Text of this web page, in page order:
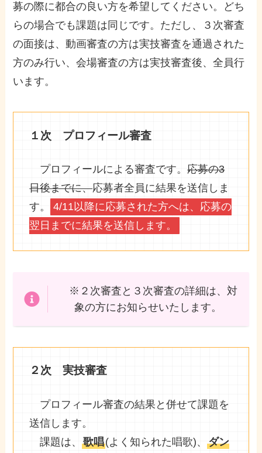
募の際に都合の良い方を希望してください。どち
らの場合でも課題は同じです。ただし、３次審査
の面接は、動画審査の方は実技審査を通過された
方のみ行い、会場審査の方は実技審査後、全員行
います。
１次 プロフィール審査
プロフィールによる審査です。応募の3
日後までに、応募者全員に結果を送信しま
す。
4/11以降に応募された方へは、応募の
翌日までに結果を送信します。
※２次審査と３次審査の詳細は、対
象の方にお知らせいたします。
２次 実技審査
プロフィール審査の結果と併せて課題を
送信します。
課題は、歌唱(よく知られた唱歌)、ダン